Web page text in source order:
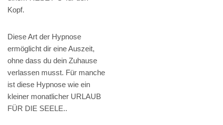
Kopf.
Diese Art der Hypnose
ermöglicht dir eine Auszeit,
ohne dass du dein Zuhause
verlassen musst. Für manche
ist diese Hypnose wie ein
kleiner monatlicher URLAUB
FÜR DIE SEELE..